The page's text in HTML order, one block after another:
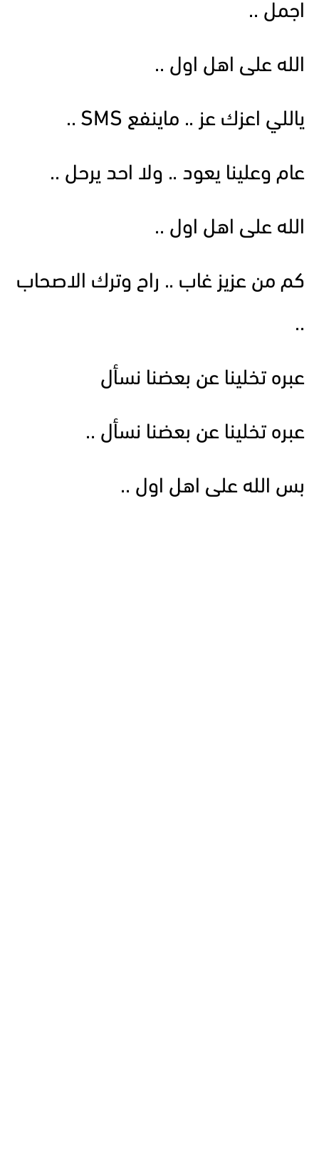
اجمل ..
الله على اهل اول ..
ياللي اعزك عز .. ماينفع SMS ..
عام وعلينا يعود .. ولا احد يرحل ..
الله على اهل اول ..
كم من عزيز غاب .. راح وترك الاصحاب
..
عبره تخلينا عن بعضنا نسأل
عبره تخلينا عن بعضنا نسأل ..
بس الله على اهل اول ..